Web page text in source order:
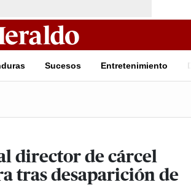
Sucesos Entretenimiento
director de cárcel
tras desaparición de